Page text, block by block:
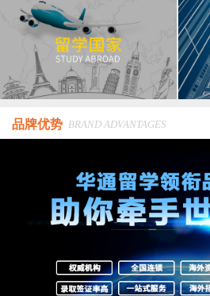
品牌优势 BRAND ADVANTAGES